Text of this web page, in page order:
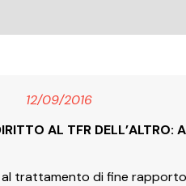
12/09/2016
AL TFR
trattamento di fine